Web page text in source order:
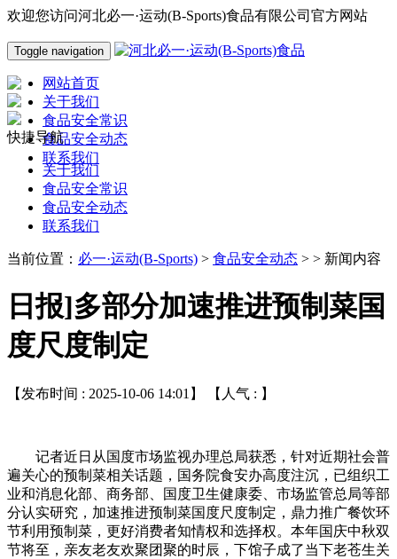
欢迎您访问河北必一·运动(B-Sports)食品有限公司官方网站
Toggle navigation
网站首页
关于我们
食品安全常识
食品安全动态
联系我们
快捷导航
关于我们
食品安全常识
食品安全动态
联系我们
当前位置： 必一·运动(B-Sports) > 食品安全动态 > > 新闻内容
日报]多部分加速推进预制菜国
度尺度制定
【发布时间 : 2025-10-06 14:01】 【人气 : 】
记者近日从国度市场监视办理总局获悉，针对近期社会普
遍关心的预制菜相关话题，国务院食安办高度注沉，已组织工
业和消息化部、商务部、国度卫生健康委、市场监管总局等部
分认实研究，加速推进预制菜国度尺度制定，鼎力推广餐饮环
节利用预制菜，更好消费者知情权和选择权。本年国庆中秋双
节将至，亲友老友欢聚团聚的时辰，下馆子成了当下老苍生关